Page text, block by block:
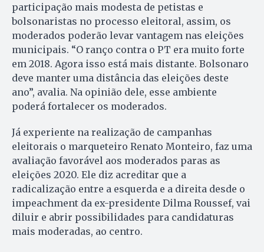
participação mais modesta de petistas e
bolsonaristas no processo eleitoral, assim, os
moderados poderão levar vantagem nas eleições
municipais. “O ranço contra o PT era muito forte
em 2018. Agora isso está mais distante. Bolsonaro
deve manter uma distância das eleições deste
ano”, avalia. Na opinião dele, esse ambiente
poderá fortalecer os moderados.
Já experiente na realização de campanhas
eleitorais o marqueteiro Renato Monteiro, faz uma
avaliação favorável aos moderados paras as
eleições 2020. Ele diz acreditar que a
radicalização entre a esquerda e a direita desde o
impeachment da ex-presidente Dilma Roussef, vai
diluir e abrir possibilidades para candidaturas
mais moderadas, ao centro.